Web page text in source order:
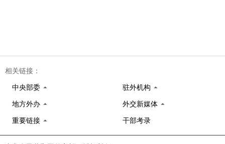
相关链接：
中央部委 驻外机构
地方外办 外交新媒体
重要链接 干部考录